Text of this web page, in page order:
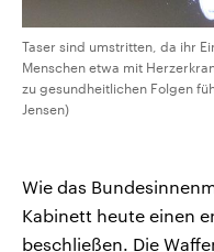
Taser sind umstritten, da ihr
Menschen etwa mit
zu gesundheitlichen Folgen
Jensen)
Wie das
Kabinett heute einen
beschließen. Die